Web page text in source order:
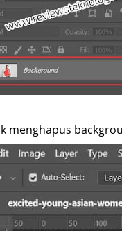
menghapus